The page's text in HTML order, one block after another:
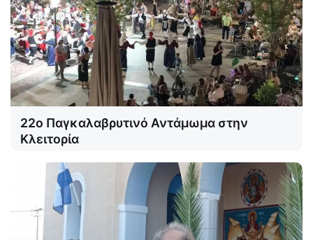
22ο Παγκαλαβρυτινό Αντάμωμα στην
Κλειτορία